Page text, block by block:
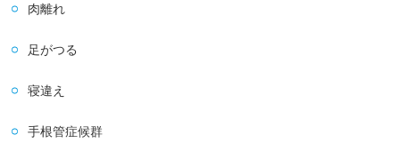
肉離れ
足がつる
寝違え
手根管症候群